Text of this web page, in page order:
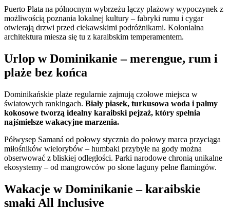
Puerto Plata na północnym wybrzeżu łączy plażowy wypoczynek z
możliwością poznania lokalnej kultury – fabryki rumu i cygar
otwierają drzwi przed ciekawskimi podróżnikami. Kolonialna
architektura miesza się tu z karaibskim temperamentem.
Urlop w Dominikanie – merengue, rum i
plaże bez końca
Dominikańskie plaże regularnie zajmują czołowe miejsca w
światowych rankingach. Biały piasek, turkusowa woda i palmy
kokosowe tworzą idealny karaibski pejzaż, który spełnia
najśmielsze wakacyjne marzenia.
Półwysep Samaná od połowy stycznia do połowy marca przyciąga
miłośników wielorybów – humbaki przybyłe na gody można
obserwować z bliskiej odległości. Parki narodowe chronią unikalne
ekosystemy – od mangrowców po słone laguny pełne flamingów.
Wakacje w Dominikanie – karaibskie
smaki All Inclusive